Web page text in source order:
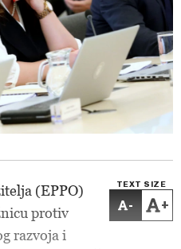
TEXT SIZE
- +
(EPPO)
protiv
razvoja i